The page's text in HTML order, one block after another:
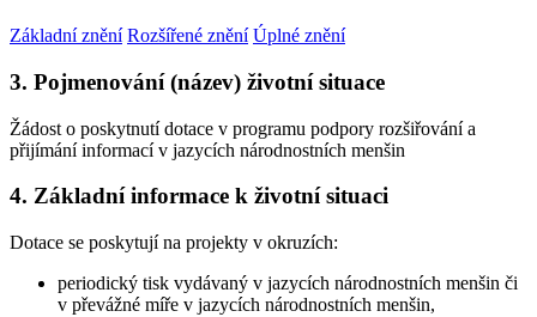
Základní znění Rozšířené znění Úplné znění
3. Pojmenování (název) životní situace
Žádost o poskytnutí dotace v programu podpory rozšiřování a
přijímání informací v jazycích národnostních menšin
4. Základní informace k životní situaci
Dotace se poskytují na projekty v okruzích:
periodický tisk vydávaný v jazycích národnostních menšin či
v převážné míře v jazycích národnostních menšin,